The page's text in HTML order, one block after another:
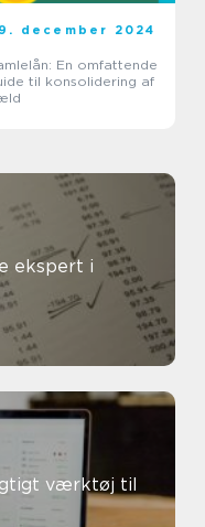
december 2024
En omfattende
til konsolidering af
ekspert i
værktøj til